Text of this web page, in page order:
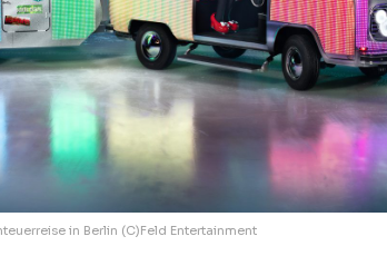
in Berlin (C)Feld Entertainment